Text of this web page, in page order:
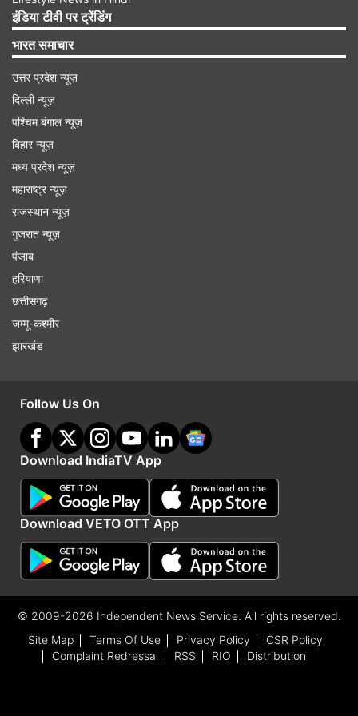
की ब्याज दरों को कम कर दिया है, लेकिन सूर्योदय स्मॉल
फाइनेंस बैंक एकमात्र ऐसा बैंक है जिसने अपनी एफडी दरों में
बढ़ोतरी की है।
डिस्क्लेमर: ये आर्टिकल सिर्फ जानकारी के उद्देश्य से लिखा गया
से पहले अपने वित्तीय सलाहकार से सलाह जरूर लें। इंडिया
टीवी किसी भी प्रकार के जोखिम के लिए उत्तरदायी नहीं होगा।
Advertisement
इंडिया टीवी पर ट्रेंडिंग
भारत समाचार
उत्तर प्रदेश न्यूज़
दिल्ली न्यूज़
पश्चिम बंगाल न्यूज़
बिहार न्यूज़
मध्य प्रदेश न्यूज़
महाराष्ट्र न्यूज़
राजस्थान न्यूज़
गुजरात न्यूज़
पंजाब
हरियाणा
छत्तीसगढ़
जम्मू-कश्मीर
झारखंड
Follow Us On
Download IndiaTV App
Download VETO OTT App
© 2009-2026 Independent News Service. All rights reserved.
Site Map
Terms Of Use Privacy Policy
CSR Policy
Complaint Redressal
RSS RIO Distribution